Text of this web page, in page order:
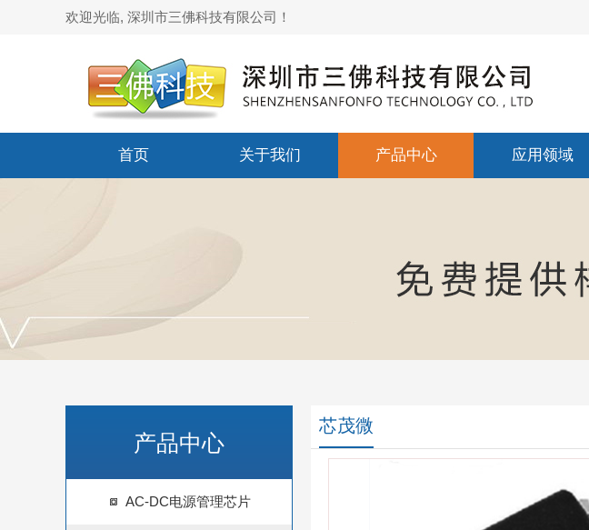
欢迎光临, 深圳市三佛科技有限公司！
首页 关于我们 产品中心 应用领域
产品中心
AC-DC电源管理芯片
芯茂微